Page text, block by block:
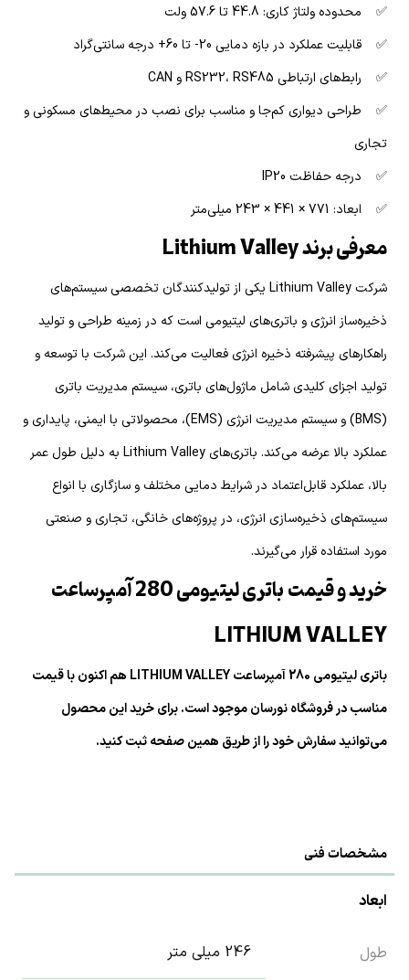
✅ محدوده ولتاژ کاری: 44.8 تا 57.6 ولت
✅ قابلیت عملکرد در بازه دمایی 20- تا 60+ درجه سانتی‌گراد
✅ رابط‌های ارتباطی RS232، RS485 و CAN
✅ طراحی دیواری کم‌جا و مناسب برای نصب در محیط‌های مسکونی و
تجاری
✅ درجه حفاظت IP20
✅ ابعاد: 771 × 441 × 243 میلی‌متر
معرفی برند Lithium Valley
شرکت Lithium Valley یکی از تولیدکنندگان تخصصی سیستم‌های
ذخیره‌ساز انرژی و باتری‌های لیتیومی است که در زمینه طراحی و تولید
راهکارهای پیشرفته ذخیره انرژی فعالیت می‌کند. این شرکت با توسعه و
تولید اجزای کلیدی شامل ماژول‌های باتری، سیستم مدیریت باتری
(BMS) و سیستم مدیریت انرژی (EMS)، محصولاتی با ایمنی، پایداری و
عملکرد بالا عرضه می‌کند. باتری‌های Lithium Valley به دلیل طول عمر
بالا، عملکرد قابل‌اعتماد در شرایط دمایی مختلف و سازگاری با انواع
سیستم‌های ذخیره‌سازی انرژی، در پروژه‌های خانگی، تجاری و صنعتی
مورد استفاده قرار می‌گیرند.
خرید و قیمت باتری لیتیومی 280 آمپرساعت
LITHIUM VALLEY
باتری لیتیومی 280 آمپرساعت LITHIUM VALLEY هم اکنون با قیمت
مناسب در فروشگاه نورسان موجود است. برای خرید این محصول
می‌توانید سفارش خود را از طریق همین صفحه ثبت کنید.
مشخصات فنی
ابعاد
طول 246 میلی متر